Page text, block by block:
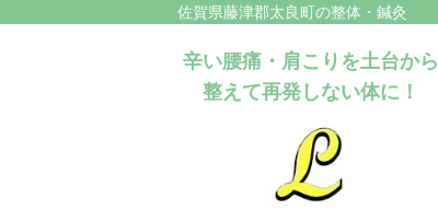
佐賀県藤津郡太良町の整体・鍼灸
辛い腰痛・肩こりを土台から
整えて再発しない体に！